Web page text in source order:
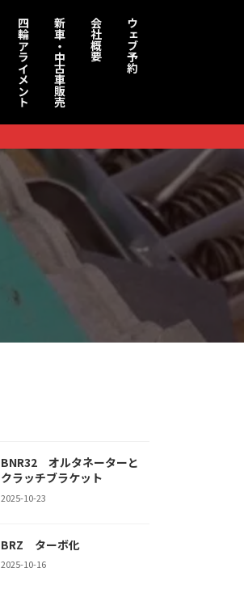
四輪アライメント 新車・中古車販売 会社概要 ウェブ予約
BNR32 オルタネーターと
クラッチブラケット
2025-10-23
BRZ ターボ化
2025-10-16